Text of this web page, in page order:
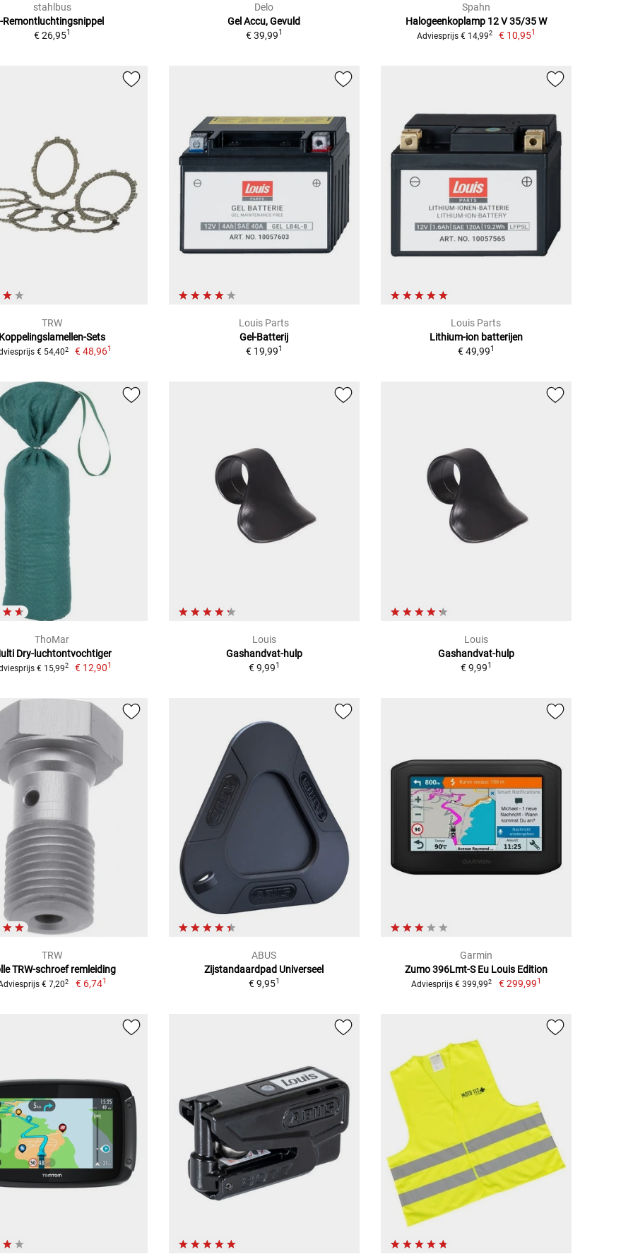
stahlbus
-Remontluchtingsnippel
€ 26,951
Delo
Gel Accu, Gevuld
€ 39,991
Spahn
Halogeenkoplamp 12 V 35/35 W
Adviesprijs € 14,992 € 10,951
TRW
Sets
€ 54,402 € 48,961
Louis Parts
Gel-Batterij
€ 19,991
Louis Parts
Lithium-ion batterijen
€ 49,991
ThoMar
Dry-luchtontvochtiger
€ 15,992 € 12,901
Louis
Gashandvat-hulp
€ 9,991
Louis
Gashandvat-hulp
€ 9,991
TRW
TRW-schroef remleiding
€ 7,202 € 6,741
ABUS
Zijstandaardpad Universeel
€ 9,951
Garmin
Zumo 396Lmt-S Eu Louis Edition
Adviesprijs € 399,992 € 299,991